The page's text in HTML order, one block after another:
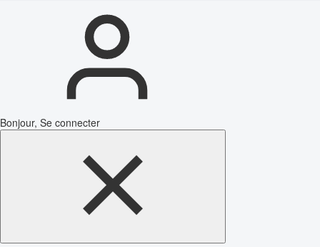
Bonjour, Se connecter